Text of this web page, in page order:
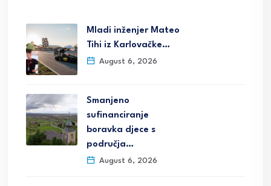
Mladi inženjer Mateo
Tihi iz Karlovačke…
August 6, 2026
Smanjeno
sufinanciranje
boravka djece s
područja…
August 6, 2026